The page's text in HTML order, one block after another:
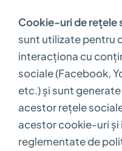
Cookie-uri de rețele
sunt utilizate pentru
interacționa cu
sociale (Facebook,
etc.) și sunt
acestor rețele
acestor cookie-uri
reglementate de